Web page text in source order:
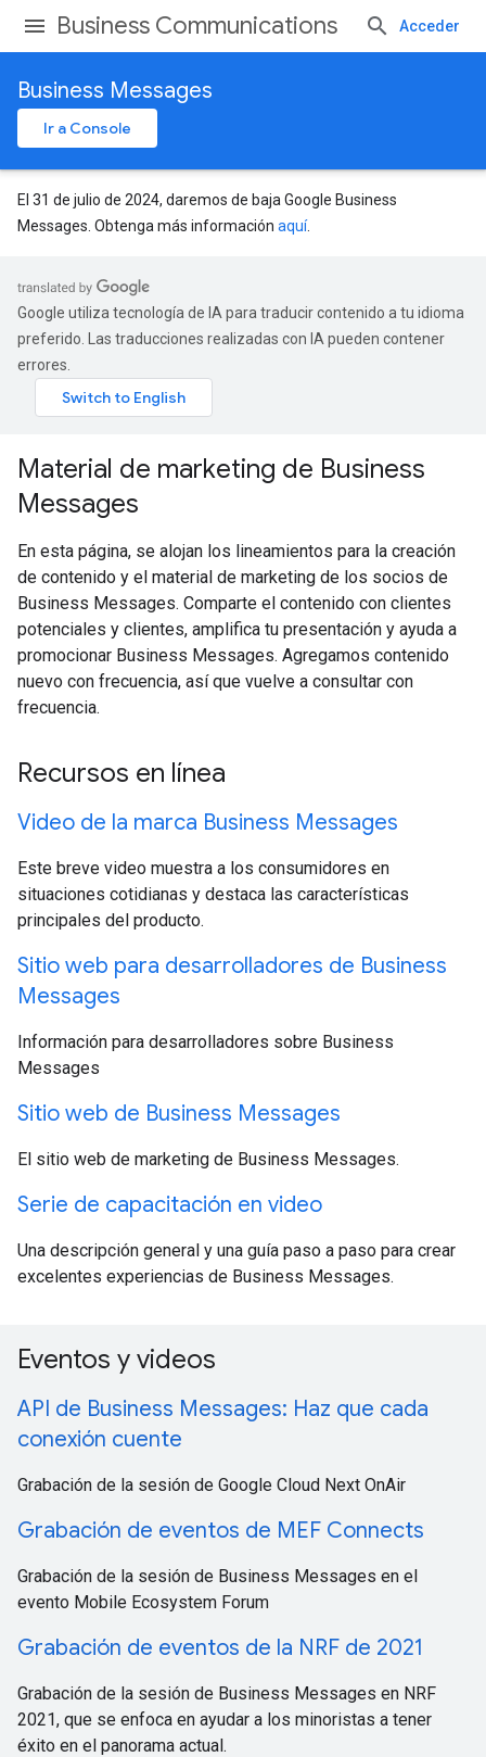
Business Communications Acceder
Business Messages
Ir a Console
El 31 de julio de 2024, daremos de baja Google Business
Messages. Obtenga más información aquí.
Google utiliza tecnología de IA para traducir contenido a tu idioma
preferido. Las traducciones realizadas con IA pueden contener
errores.
Material de marketing de Business
Messages
En esta página, se alojan los lineamientos para la creación
de contenido y el material de marketing de los socios de
Business Messages. Comparte el contenido con clientes
potenciales y clientes, amplifica tu presentación y ayuda a
promocionar Business Messages. Agregamos contenido
nuevo con frecuencia, así que vuelve a consultar con
frecuencia.
Recursos en línea
Video de la marca Business Messages
Este breve video muestra a los consumidores en
situaciones cotidianas y destaca las características
principales del producto.
Sitio web para desarrolladores de Business
Messages
Información para desarrolladores sobre Business
Messages
Sitio web de Business Messages
El sitio web de marketing de Business Messages.
Serie de capacitación en video
Una descripción general y una guía paso a paso para crear
excelentes experiencias de Business Messages.
Eventos y videos
API de Business Messages: Haz que cada
conexión cuente
Grabación de la sesión de Google Cloud Next OnAir
Grabación de eventos de MEF Connects
Grabación de la sesión de Business Messages en el
evento Mobile Ecosystem Forum
Grabación de eventos de la NRF de 2021
Grabación de la sesión de Business Messages en NRF
2021, que se enfoca en ayudar a los minoristas a tener
éxito en el panorama actual.